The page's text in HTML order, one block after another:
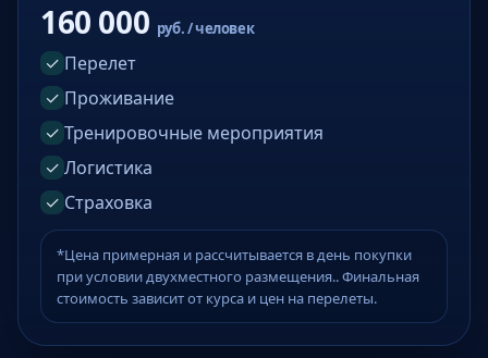
160 000 руб. / человек
✓ Перелет
✓ Проживание
✓ Тренировочные мероприятия
✓ Логистика
✓ Страховка
*Цена примерная и рассчитывается в день покупки
при условии двухместного размещения.. Финальная
стоимость зависит от курса и цен на перелеты.